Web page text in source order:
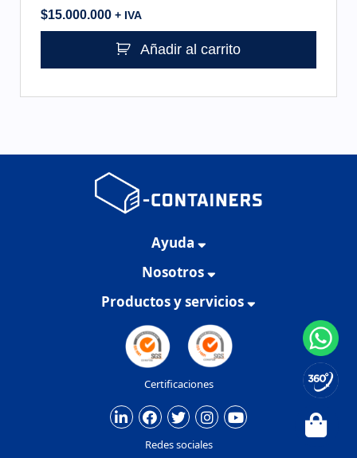
$15.000.000 + IVA
Añadir al carrito
Ayuda
Nosotros
Productos y servicios
Certificaciones
Redes sociales